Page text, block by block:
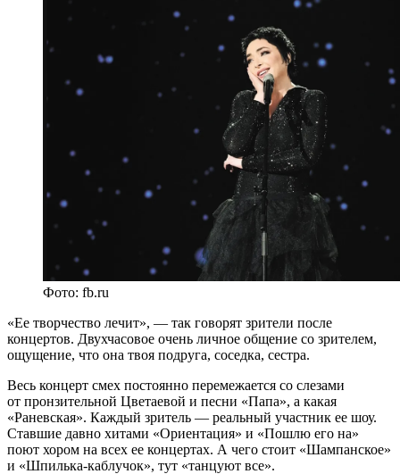
Фото: fb.ru
«Ее творчество лечит», — так говорят зрители после
концертов. Двухчасовое очень личное общение со зрителем,
ощущение, что она твоя подруга, соседка, сестра.
Весь концерт смех постоянно перемежается со слезами
от пронзительной Цветаевой и песни «Папа», а какая
«Раневская». Каждый зритель — реальный участник ее шоу.
Ставшие давно хитами «Ориентация» и «Пошлю его на»
поют хором на всех ее концертах. А чего стоит «Шампанское»
и «Шпилька-каблучок», тут «танцуют все».